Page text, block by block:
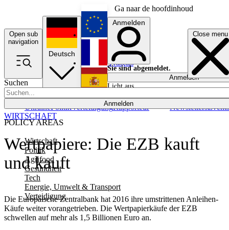
Ga naar de hoofdinhoud
Open sub
navigation
Close menu
Suchen
Anmelden
POLICY AREAS
Wirtschaft
Politik
Agrifood
Gesundheit
Tech
Energie, Umwelt & Transport
Verteidigung
UkrainePolitikVerteidigungRapporteur NewslettersEvents
Deutsch
English
Français
Anmelden
Sie sind abgemeldet.
Anmelden
Licht aus
Wertpapiere: Die EZB kauft
und kauft
Die Europäische Zentralbank hat 2016 ihre umstrittenen Anleihen-
Käufe weiter vorangetrieben. Die Wertpapierkäufe der EZB
schwellen auf mehr als 1,5 Billionen Euro an.
WIRTSCHAFT